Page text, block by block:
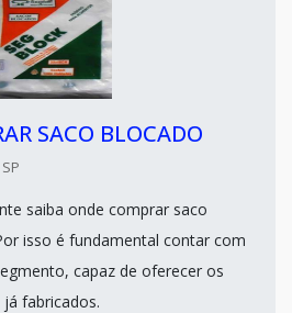
SACO BLOCADO
saiba onde comprar saco
isso é fundamental contar com
capaz de oferecer os
fabricados.